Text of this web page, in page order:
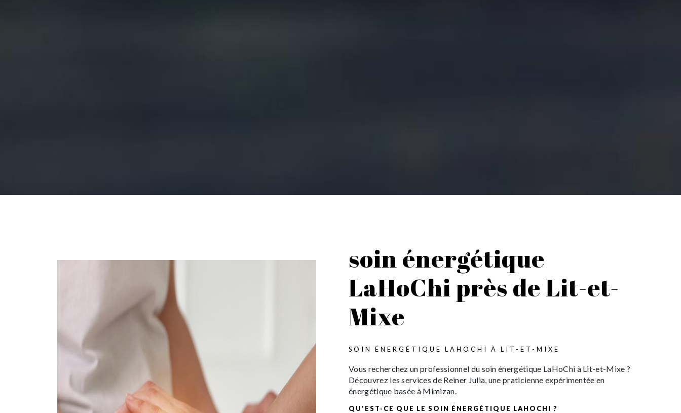
soin énergétique
LaHoChi près de Lit-et-
Mixe
SOIN ÉNERGÉTIQUE LAHOCHI À LIT-ET-MIXE
Vous recherchez un professionnel du soin énergétique LaHoChi à Lit-et-Mixe ?
Découvrez les services de Reiner Julia, une praticienne expérimentée en
énergétique basée à Mimizan.
QU'EST-CE QUE LE SOIN ÉNERGÉTIQUE LAHOCHI ?